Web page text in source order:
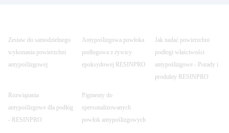
Zestaw do samodzielnego
wykonania powierzchni
antypoślizgowej
Antypoślizgowa powłoka
podłogowa z żywicy
epoksydowej RESINPRO
Jak nadać powierzchni
podłogi właściwości
antypoślizgowe - Porady i
produkty RESINPRO
Rozwiązania
antypoślizgowe dla podłóg
- RESINPRO
Pigmenty do
spersonalizowanych
powłok antypoślizgowych